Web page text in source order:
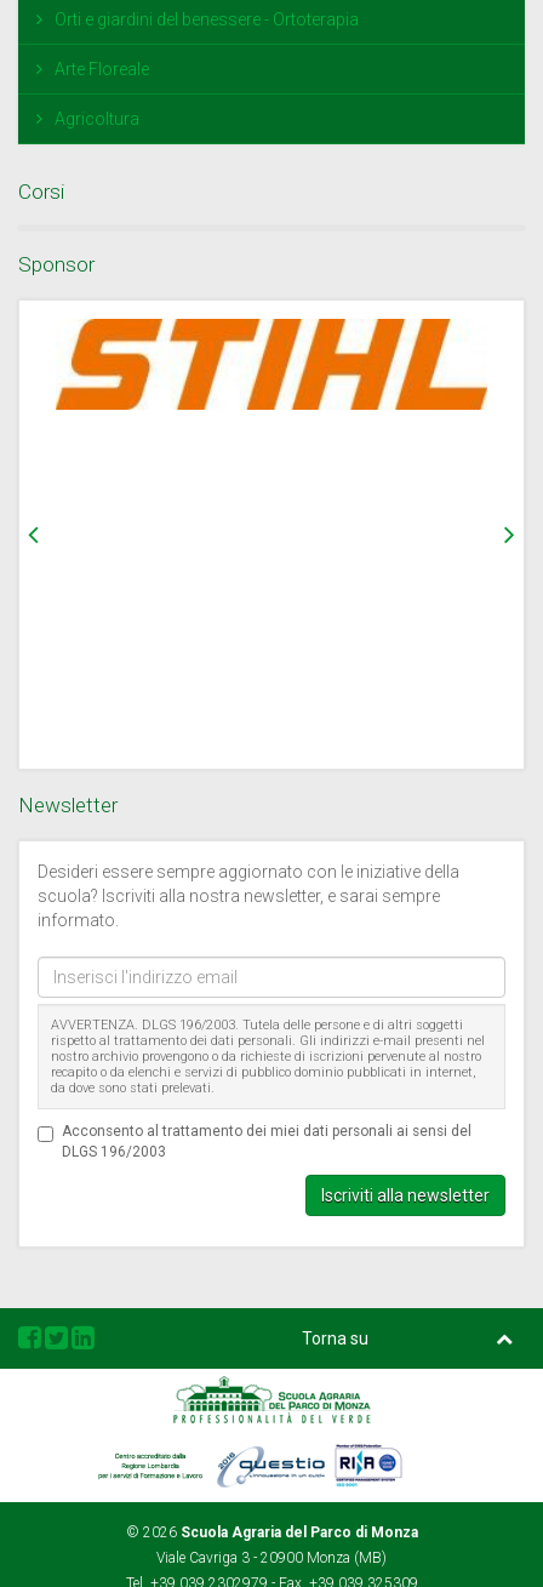
Orti e giardini del benessere - Ortoterapia
Arte Floreale
Agricoltura
Corsi
Sponsor
Newsletter
Desideri essere sempre aggiornato con le iniziative della
scuola? Iscriviti alla nostra newsletter, e sarai sempre
informato.
Inserisci
l'indirizzo
email
AVVERTENZA. DLGS 196/2003. Tutela delle persone e di altri soggetti
rispetto al trattamento dei dati personali. Gli indirizzi e-mail presenti nel
nostro archivio provengono o da richieste di iscrizioni pervenute al nostro
recapito o da elenchi e servizi di pubblico dominio pubblicati in internet,
da dove sono stati prelevati.
Acconsento al trattamento dei miei dati personali ai sensi del
DLGS 196/2003
Iscriviti alla newsletter
Torna su
Regione
Lombardia
Questio Rina
© 2026 Scuola Agraria del Parco di Monza
Viale Cavriga 3 - 20900 Monza (MB)
Tel. +39 039 2302979 - Fax. +39 039 325309